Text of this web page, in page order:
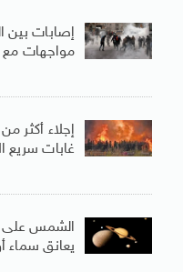
إصابات بين
مواجهات
غابات سريع
الشمس على
يعانق سماء